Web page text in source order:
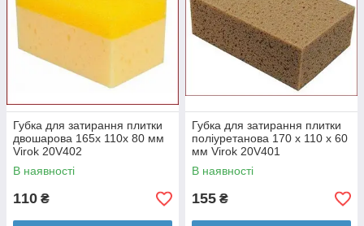
Плиткоріз рейковий
Matrix Professional 700
Нова модель, що
різання керамічної
кахельної плитки і
керамограніта
товщиною до 20 мм
Замовити плиткоріз >
Плиткоріз рейковий
1000 мм (Profi)
Оснащений полегшеної
алюмінієвої станиною,
можливістю регулювання
підшипників,
має робочу довжину 1000
мм.
характеристики >
Губка для затирання плитки
двошарова 165х 110х 80 мм
Virok 20V402
В наявності
110 ₴
Губка для затирання плитки
поліуретанова 170 х 110 х 60
мм Virok 20V401
В наявності
155 ₴